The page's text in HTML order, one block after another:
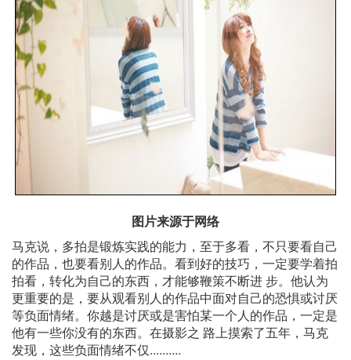
图片来源于网络
马克说，多拍是锻炼实践的能力，至于多看，不只要看自己
的作品，也要看别人的作品。看到好的技巧，一定要学着拍
拍看，转化为自己的东西，才能够鞭策不断进 步。他认为
更重要的是，要从观看别人的作品中面对自己的恐惧或讨厌
等负面情绪。你越是讨厌或是害怕某一个人的作品，一定是
他有一些你没有的东西。在摄影之 路上摸索了五年，马克
发现，这些负面情绪不仅..........